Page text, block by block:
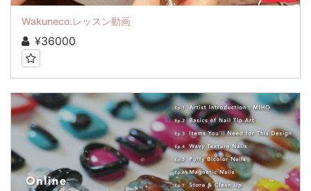
Wakuneco.レッスン動画
¥36000